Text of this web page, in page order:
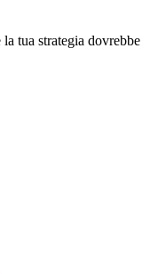
la tua strategia dovrebbe